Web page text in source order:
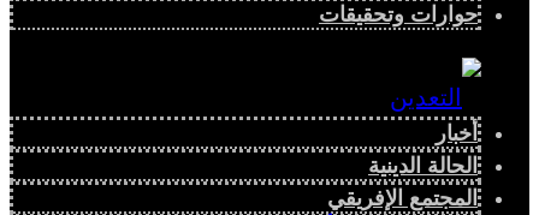
حوارات وتحقيقات
أخبار
الحالة الدينية
المجتمع الإفريقي